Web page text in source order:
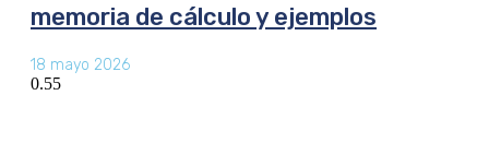
memoria de cálculo y ejemplos
18 mayo 2026